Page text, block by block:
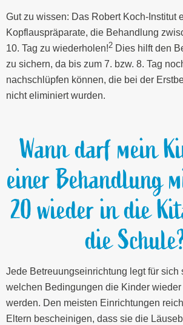
Gut zu wissen: Das Robert Koch-Institut
Kopflauspräparate, die Behandlung
10. Tag zu wiederholen!2 Dies hilft den
zu sichern, da bis zum 7. bzw. 8. Tag
nachschlüpfen können, die bei der
nicht eliminiert wurden.
Wann darf mein
einer Behandlung
20 wieder in die
die
Jede Betreuungseinrichtung legt für sich
welchen Bedingungen die Kinder
werden. Den meisten Einrichtungen
Eltern bescheinigen, dass sie die